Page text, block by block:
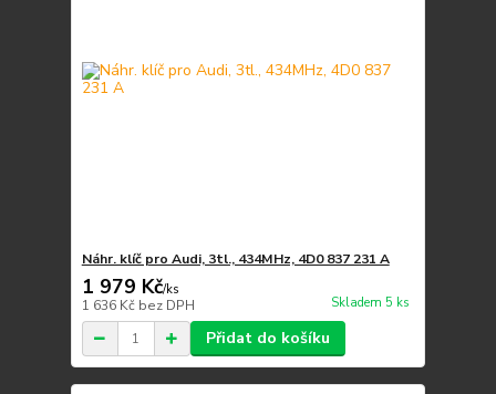
Náhr. klíč pro Audi, 3tl., 434MHz, 4D0 837 231 A
1 979 Kč/ks
1 636 Kč bez DPH Skladem 5 ks
Přidat do košíku